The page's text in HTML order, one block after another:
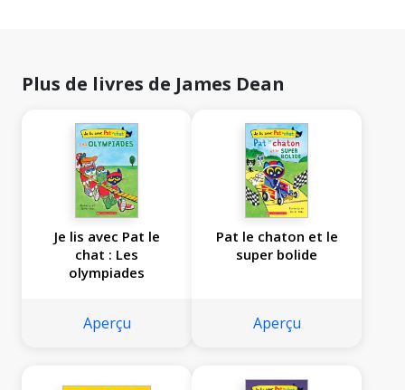
Plus de livres de James Dean
Je lis avec Pat le
chat : Les
olympiades
Aperçu
Pat le chaton et le
super bolide
Aperçu